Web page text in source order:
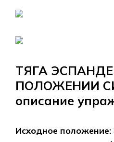
ТЯГА
ПОЛОЖЕНИИ
описание
Исходное положение: